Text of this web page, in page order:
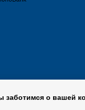
заботимся о вашей